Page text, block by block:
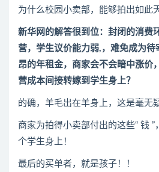
为什么校园小卖部，能够拍出如此
新华网的解答很到位： 封闭的消费
营，学生议价能力弱,，难免成为待
昂的年租金，商家会不会暗中涨价
营成本间接转嫁到学生身上？
的确，羊毛出在羊身上，这是毫无
商家为拍得小卖部付出的这些“ 钱
个学生身上！
最后的买单者，就是孩子！！